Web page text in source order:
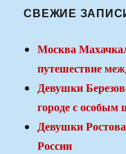
СВЕЖИЕ
Москва
путешествие
Девушки
городе с
Девушки
России